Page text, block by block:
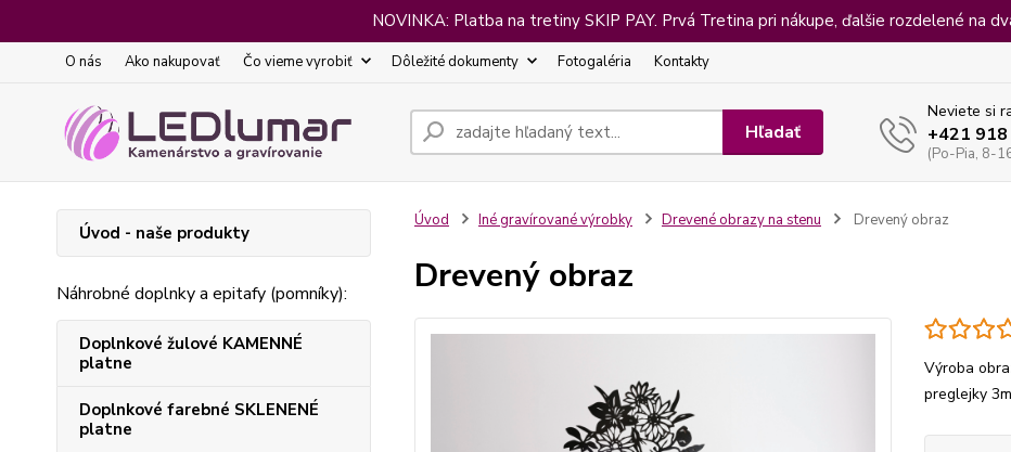
NOVINKA: Platba na tretiny SKIP PAY. Prvá Tretina pri nákupe, ďalšie rozdelené na
O nás Ako nakupovať Čo vieme vyrobiť Dôležité dokumenty Fotogaléria Kontakty
Hľadať
Neviete si
+421
(Po-Pia, 8-
Úvod - naše produkty
Náhrobné doplnky a epitafy (pomníky):
Doplnkové žulové KAMENNÉ
platne
Doplnkové farebné SKLENENÉ
platne
Úvod Iné gravírované výrobky Drevené obrazy na stenu Drevený obraz
Drevený obraz
Výroba
preglejky